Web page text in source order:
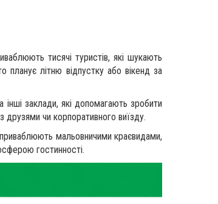
тисячі туристів, які шукають
планує літню відпустку або вікенд за
інші заклади, які допомагають зробити
друзями чи корпоративного виїзду.
мальовничими краєвидами,
гостинності.